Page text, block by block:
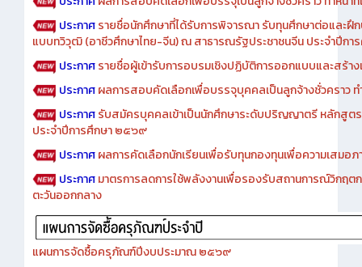
ประกาศรายชื่อนักศึกษาที่ได้รับการพิจารณา รับทุนศึกษาต่อและฝึ
แบบทวิวุฒิ (อาชีวศึกษาไทย-จีน) ณ สาธารณรัฐประชาชนจีน ประจำปีก
ประกาศรายชื่อผู้เข้ารับการอบรมเชิงปฏิบัติการออกแบบและสร้า
ประกาศผลการสอบคัดเลือกเพื่อบรรจุบุคคลเป็นลูกจ้างชั่วคราว ท
ประกาศรับสมัครบุคคลเข้าเป็นนักศึกษาระดับปริญญาตรี หลักสูต
ประจำปีการศึกษา ๒๕๖๙
ประกาศผลการคัดเลือกนักเรียนเพื่อรับทุนกองทุนเพื่อความเสมอ
ประกาศมาตรการลดการใช้พลังงานเพื่อรองรับสถานการณ์วิกฤ
ตะวันออกกลาง
แผนการจัดซื้อครุภัณฑ์ปีงบประมาณ ๒๕๖๙